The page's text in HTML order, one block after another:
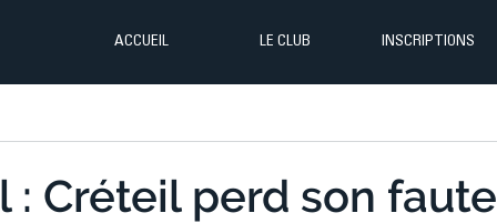
ACCUEIL LE CLUB INSCRIPTIONS
: Créteil perd son